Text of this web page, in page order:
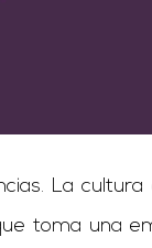
La cultura
toma una